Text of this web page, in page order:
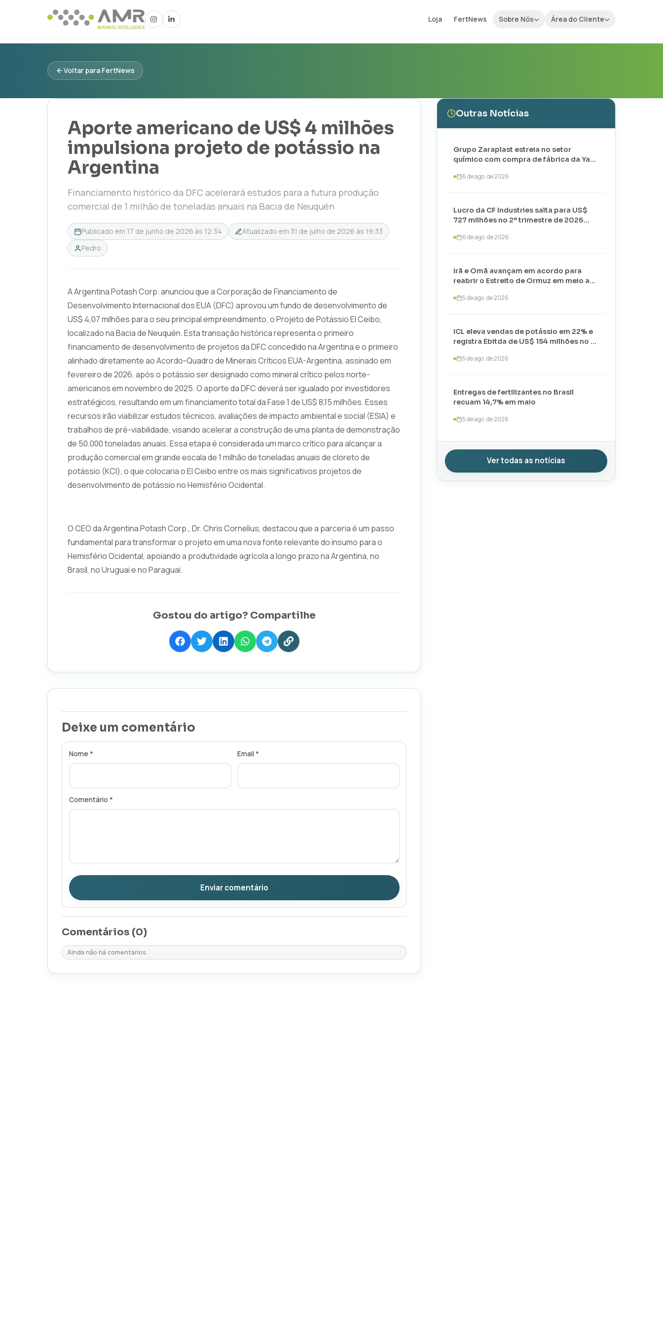
Loja FertNews Sobre Nós Área do Cliente
Voltar para FertNews
Aporte americano de US$ 4 milhões
impulsiona projeto de potássio na
Argentina
Financiamento histórico da DFC acelerará estudos para a futura produção
comercial de 1 milhão de toneladas anuais na Bacia de Neuquén
Publicado em 17 de junho de 2026 às 12:34 Atualizado em 31 de julho de 2026 às 19:33
Pedro
A Argentina Potash Corp. anunciou que a Corporação de Financiamento de
Desenvolvimento Internacional dos EUA (DFC) aprovou um fundo de desenvolvimento de
US$ 4,07 milhões para o seu principal empreendimento, o Projeto de Potássio El Ceibo,
localizado na Bacia de Neuquén. Esta transação histórica representa o primeiro
financiamento de desenvolvimento de projetos da DFC concedido na Argentina e o primeiro
alinhado diretamente ao Acordo-Quadro de Minerais Críticos EUA-Argentina, assinado em
fevereiro de 2026, após o potássio ser designado como mineral crítico pelos norte-
americanos em novembro de 2025. O aporte da DFC deverá ser igualado por investidores
estratégicos, resultando em um financiamento total da Fase 1 de US$ 8,15 milhões. Esses
recursos irão viabilizar estudos técnicos, avaliações de impacto ambiental e social (ESIA) e
trabalhos de pré-viabilidade, visando acelerar a construção de uma planta de demonstração
de 50.000 toneladas anuais. Essa etapa é considerada um marco crítico para alcançar a
produção comercial em grande escala de 1 milhão de toneladas anuais de cloreto de
potássio (KCl), o que colocaria o El Ceibo entre os mais significativos projetos de
desenvolvimento de potássio no Hemisfério Ocidental.
O CEO da Argentina Potash Corp., Dr. Chris Cornelius, destacou que a parceria é um passo
fundamental para transformar o projeto em uma nova fonte relevante do insumo para o
Hemisfério Ocidental, apoiando a produtividade agrícola a longo prazo na Argentina, no
Brasil, no Uruguai e no Paraguai.
Gostou do artigo? Compartilhe
Deixe um comentário
Nome * Email *
Comentário *
Enviar comentário
Comentários (0)
Ainda não há comentários.
Outras Notícias
Grupo Zaraplast estreia no setor
químico com compra de fábrica da Yara
6 de ago. de 2026
Lucro da CF Industries salta para US$
727 milhões no 2º trimestre de 2026
6 de ago. de 2026
Irã e Omã avançam em acordo para
reabrir o Estreito de Ormuz em meio a
5 de ago. de 2026
ICL eleva vendas de potássio em 22% e
registra Ebitda de US$ 154 milhões no 2º
5 de ago. de 2026
Entregas de fertilizantes no Brasil
recuam 14,7% em maio
5 de ago. de 2026
Ver todas as notícias